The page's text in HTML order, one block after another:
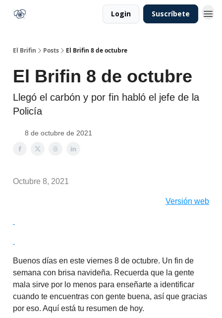
Login Suscríbete
El Brifin Posts El Brifin 8 de octubre
El Brifin 8 de octubre
Llegó el carbón y por fin habló el jefe de la
Policía
8 de octubre de 2021
Octubre 8, 2021
Versión web
Buenos días en este viernes 8 de octubre. Un fin de
semana con brisa navideña. Recuerda que la gente
mala sirve por lo menos para enseñarte a identificar
cuando te encuentras con gente buena, así que gracias
por eso. Aquí está tu resumen de hoy.